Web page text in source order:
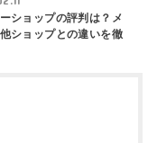
ショップの評判は？メ
ショップとの違いを徹